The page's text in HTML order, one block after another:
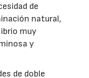
de
natural,
muy
y
de doble